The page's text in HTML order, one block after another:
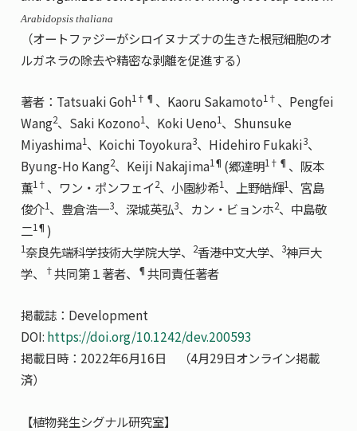
Arabidopsis thaliana
（オートファジーがシロイヌナズナの生きた根冠細胞のオ
ルガネラの除去や精密な剥離を促進する）
著者：Tatsuaki Goh1†¶ 、Kaoru Sakamoto1† 、Pengfei
Wang2、Saki Kozono1、Koki Ueno1、Shunsuke
Miyashima1、Koichi Toyokura3、Hidehiro Fukaki3、
Byung-Ho Kang2、Keiji Nakajima1¶ (郷達明1†¶ 、阪本
薫1† 、ワン・ポンフェイ2、小園紗希1、上野皓輝1、宮島
俊介1、豊倉浩一3、深城英弘3、カン・ビョンホ2、中島敬
二1¶ )
1奈良先端科学技術大学院大学、 2香港中文大学、 3神戸大
学、
†共同第１著者、 ¶ 共同責任著者
掲載誌：Development
DOI: https://doi.org/10.1242/dev.200593
掲載日時：2022年6月16日 （4月29日オンライン掲載
済）
【植物発生シグナル研究室】